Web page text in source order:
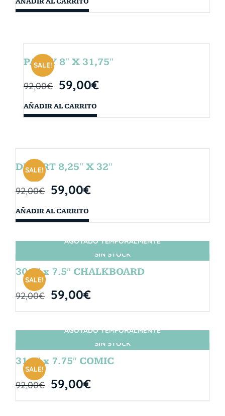
SALE!
PARTY 8″ X 31,75″
92,00€ 59,00€
AÑADIR AL CARRITO
SALE!
DESERT 8,25″ X 32″
92,00€ 59,00€
AÑADIR AL CARRITO
SIN STOCK
SALE!
AGOTADO TEMPORALMENTE
30.5″ x 7.5″ CHALKBOARD
92,00€ 59,00€
SIN STOCK
SALE!
AGOTADO TEMPORALMENTE
31.5″ x 7.75″ COMIC
92,00€ 59,00€